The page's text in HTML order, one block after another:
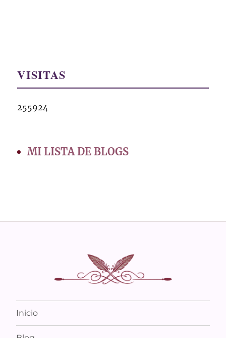
VISITAS
255924
MI LISTA DE BLOGS
Inicio